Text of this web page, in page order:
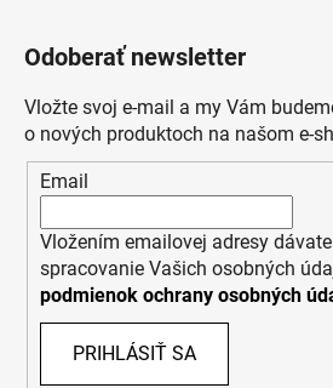
Odoberať newsletter
Vložte svoj e-mail a my Vám
o nových produktoch na našom e-
Email
Vložením emailovej adresy
spracovanie Vašich osobných
podmienok ochrany osobných
PRIHLÁSIŤ SA